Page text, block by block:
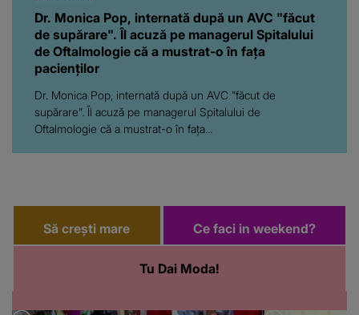
Dr. Monica Pop, internată după un AVC "făcut
de supărare". Îl acuză pe managerul Spitalului
de Oftalmologie că a mustrat-o în fața
pacienților
Dr. Monica Pop, internată după un AVC "făcut de
supărare". Îl acuză pe managerul Spitalului de
Oftalmologie că a mustrat-o în fața...
Să crești mare
Tu Dai Moda!
Ce faci in weekend?